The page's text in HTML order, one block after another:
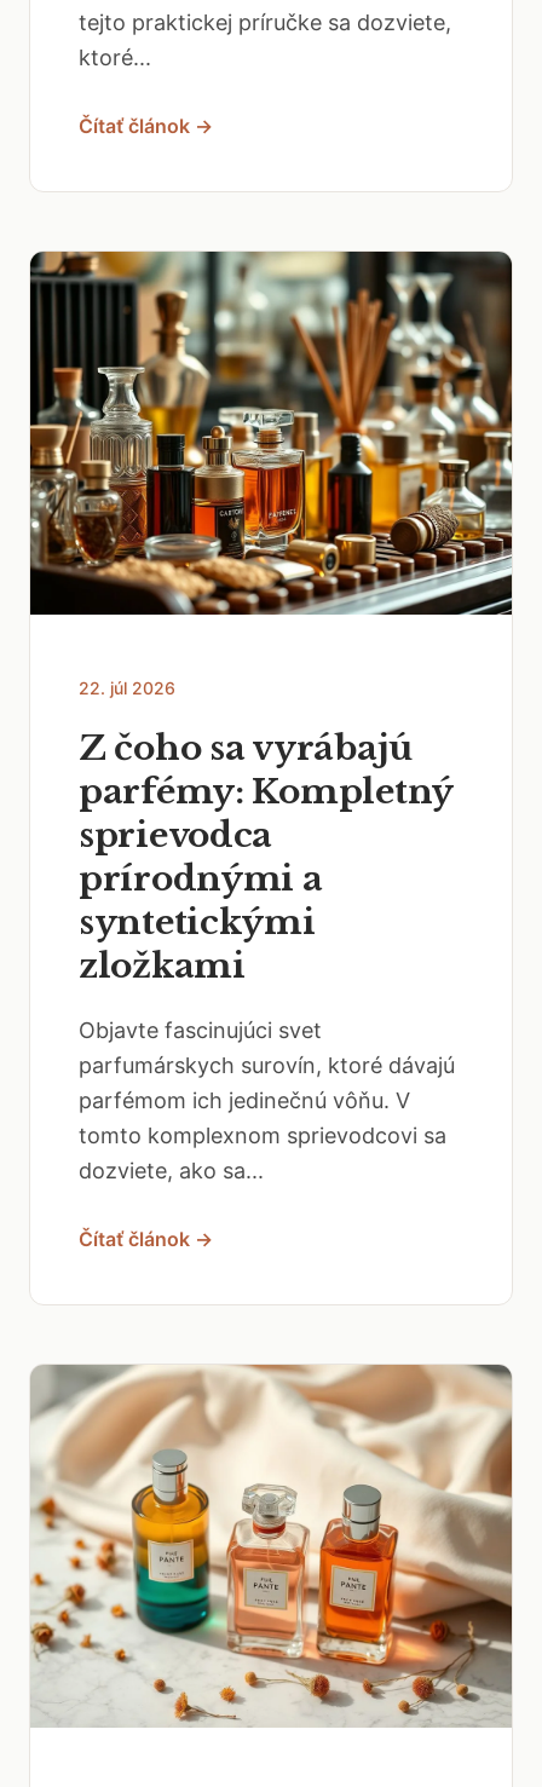
tejto praktickej príručke sa dozviete,
ktoré...
Čítať článok →
22. júl 2026
Z čoho sa vyrábajú
parfémy: Kompletný
sprievodca
prírodnými a
syntetickými
zložkami
Objavte fascinujúci svet
parfumárskych surovín, ktoré dávajú
parfémom ich jedinečnú vôňu. V
tomto komplexnom sprievodcovi sa
dozviete, ako sa...
Čítať článok →